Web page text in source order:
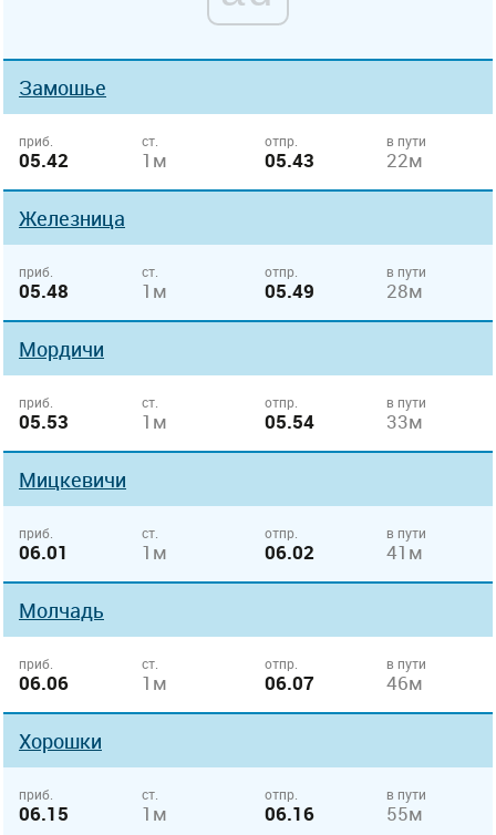
Замошье
приб.
05.42
ст.
1м
отпр.
05.43
в пути
22м
Железница
приб.
05.48
ст.
1м
отпр.
05.49
в пути
28м
Мордичи
приб.
05.53
ст.
1м
отпр.
05.54
в пути
33м
Мицкевичи
приб.
06.01
ст.
1м
отпр.
06.02
в пути
41м
Молчадь
приб.
06.06
ст.
1м
отпр.
06.07
в пути
46м
Хорошки
приб.
06.15
ст.
1м
отпр.
06.16
в пути
55м